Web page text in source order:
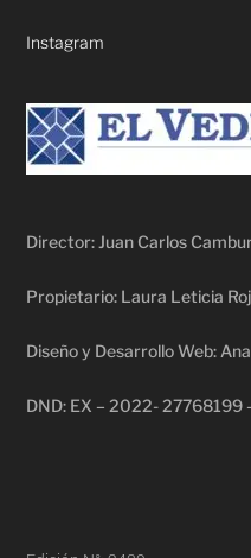
Instagram
Director: Juan Carlos
Propietario: Laura Leticia
Diseño y Desarrollo Web:
DND: EX – 2022- 27768199